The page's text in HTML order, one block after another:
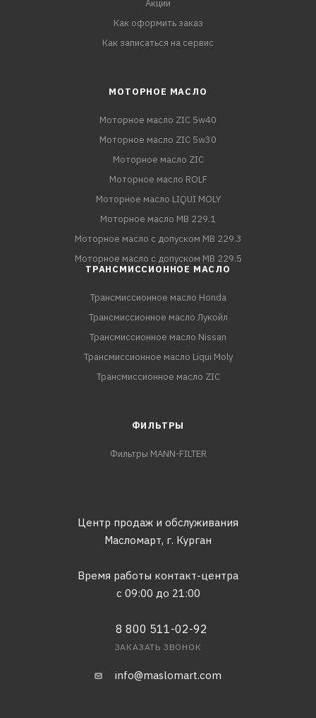
Акции
Как оформить заказ
Как записаться на сервис
МОТОРНОЕ МАСЛО
Моторное масло ZIC 5w40
Моторное масло ZIC 5w30
Моторное масло ZIC
Моторное масло ROLF
Моторное масло LIQUI MOLY
Моторное масло MB 229.1
Моторное масло с допуском MB 229.3
Моторное масло с допуском MB 229.5
ТРАНСМИССИОННОЕ МАСЛО
Трансмиссионное масло Honda
Трансмиссионное масло Лукойл
Трансмиссионное масло Nissan
Трансмиссионное масло Liqui Moly
Трансмиссионное масло ZIC
ФИЛЬТРЫ
Фильтры MANN-FILTER
Центр продаж и обслуживания
Масломарт, г. Курган
Время работы контакт-центра
с 09:00 до 21:00
8 800 511-02-92
ЗАКАЗАТЬ ЗВОНОК
info@maslomart.com